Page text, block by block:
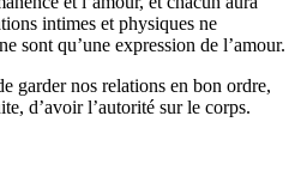
intimes et physiques ne
sont qu’une expression de l’amour.
garder nos relations en bon ordre,
d’avoir l’autorité sur le corps.